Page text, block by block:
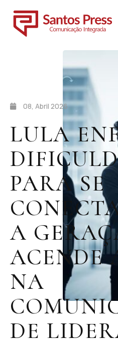
08, Abril 2026
LULA
PARA SE
A
ACENDE
NA
DE